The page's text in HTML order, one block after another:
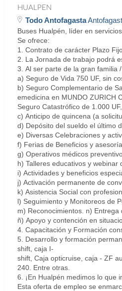
HUALPEN
Todo Antofagasta
Buses Hualpén, líder en
Se ofrece:
1. Contrato de carácter Plazo
2. La Jornada de trabajo podrá
3. Al ser parte de la gran familia
a) Seguro de Vida 750 UF, sin
b) Seguro Complementario de
emedicina en MUNDO ZURICH
Seguro Catastrófico de 1.000
c) Anticipo de quincena (a
d) Depósito del sueldo el último
e) Diversas Celebraciones y
f) Ferias de Beneficios y
g) Operativos médicos
h) Talleres educativos y
i) Actividades y beneficios
j) Activación permanente de
k) Asistencia Social con
l) Seguimiento y Monitoreos de
m) Reconocimientos. n) Entrega
ñ) Apoyo y contención en
4. Capacitación y Formación
5. Desarrollo y formación
shift, caja I-
shift, Caja opticruise, caja - ZF
240. Entre otras.
6. ¡En Hualpén medimos lo que
Esta oferta de empleo se